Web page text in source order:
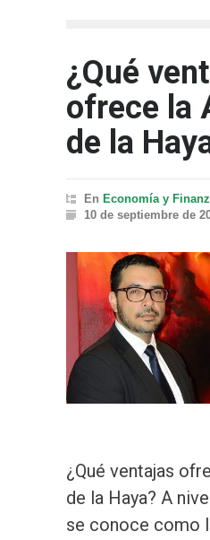
¿Qué
ofrece la
de la
En Economía y
10 de septiembre de
¿Qué ventajas
de la Haya? A
se conoce como